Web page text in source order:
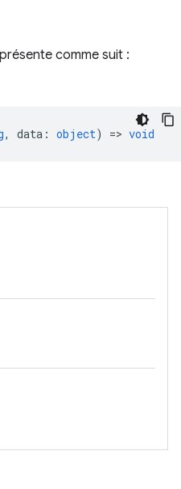
comme suit :
, data : object) => void